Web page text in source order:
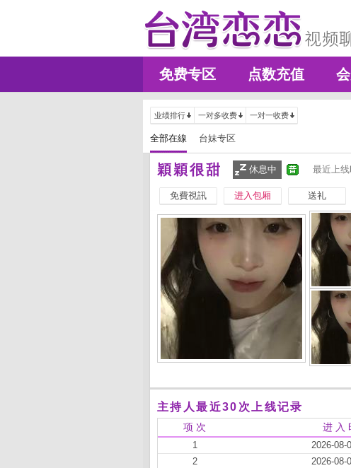
免费专区 点数充值
业绩排行 一对多收费 一对一收费
全部在線 台妹专区
穎穎很甜 休息中 最近上
免費視訊 进入包厢 送礼
主持人最近30次上线记录
项 次 进 入
1 2026-08-
2
2026-08-